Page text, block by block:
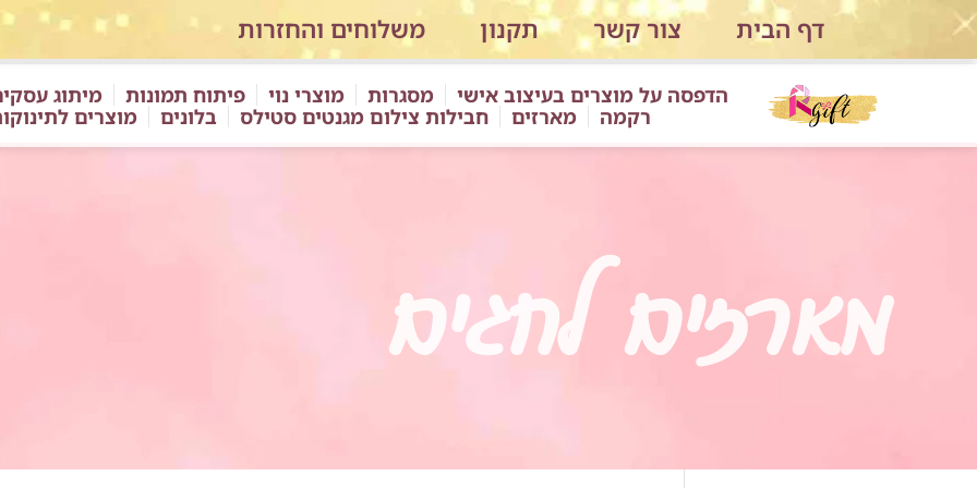
דילוג
לתוכן
דף הבית צור קשר תקנון משלוחים והחזרות
הדפסה על מוצרים בעיצוב אישי מסגרות מוצרי נוי פיתוח תמונות מיתוג
רקמה
מארזים חבילות צילום מגנטים סטילס בלונים מוצרים
מארזים לחגים